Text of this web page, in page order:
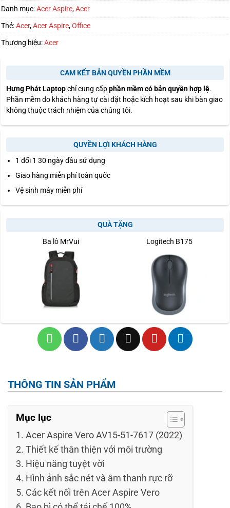
Danh mục:Acer Aspire,Acer
Thẻ:Acer,Acer Aspire,Office
Thương hiệu:Acer
CAM KẾT BẢN QUYỀN PHẦN MỀM
Hưng Phát Laptopchỉ cung cấpphần mềm có bản quyền hợp lệ.
Phần mềm do khách hàng tự cài đặt hoặc kích hoạt sau khi bàn giao
không thuộc trách nhiệm của chúng tôi.
QUYỀN LỢI KHÁCH HÀNG
1 đổi 1 30 ngày đầu sử dụng
Giao hàng miễn phí toàn quốc
Vệ sinh máy miễn phí
QUÀ TẶNG
Ba lô MrVui Logitech B175
THÔNG TIN SẢN PHẨM
Mục lục
Acer Aspire Vero AV15-51-7617 (2022)
Thiết kế thân thiện với môi trường
Hiệu năng tuyệt vời
Hình ảnh sắc nét và âm thanh rực rỡ
Các kết nối trên Acer Aspire Vero